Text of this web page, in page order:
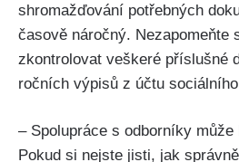
shromažďování potřebných
časově náročný. Nezapomeňte
zkontrolovat veškeré příslušné
ročních výpisů z účtu
– Spolupráce s odborníky
Pokud si nejste jisti, jak